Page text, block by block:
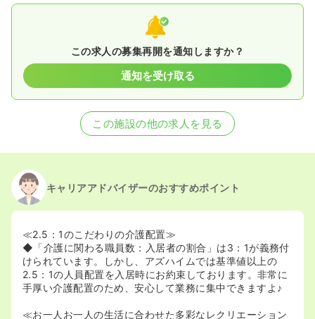
2026/02/20正看護師の募集を休止
正看護師の募集を開始
正・准看護師の募集を休止
正・准看護師の募集を開始
2024/02/08正・准看護師の募集を休止
2022/11/21正看護師の募集を開始
2022/11/18
准看護師の募集を開始
2021/08/31
正・准看護師の募集を休止
この求人の募集再開を通知しますか？
通知を受け取る
この施設の他の求人を見る
キャリアアドバイザーのおすすめポイント
≪2.5：1のこだわりの介護配置≫
◆「介護に関わる職員数：入居者の割合」は3：1が義務付
けられています。しかし、アズハイムでは基準値以上の
2.5：1の人員配置を入居時にお約束しております。非常に
手厚い介護配置のため、安心して業務に集中できますよ♪
≪お一人お一人の生活に合わせた多彩なレクリエーション